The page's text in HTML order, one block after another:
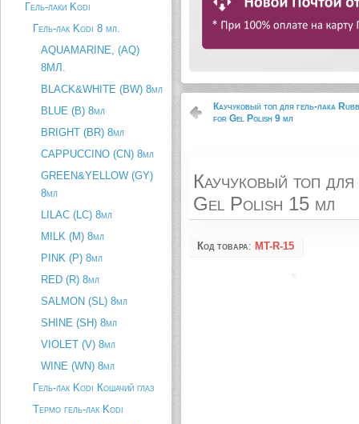
Гель-лаки Kodi
Гель-лак Kodi 8 мл.
AQUAMARINE, (AQ)
8МЛ.
BLACK&WHITE (BW) 8мл
BLUE (B) 8мл
BRIGHT (BR) 8мл
CAPPUCCINO (CN) 8мл
GREEN&YELLOW (GY)
8мл
LILAC (LC) 8мл
MILK (M) 8мл
PINK (P) 8мл
RED (R) 8мл
SALMON (SL) 8мл
SHINE (SH) 8мл
VIOLET (V) 8мл
WINE (WN) 8мл
Гель-лак Kodi Кошачий глаз
Термо гель-лак Kodi
Каучуковый топ для гель-лака
for Gel Polish 9 мл
Каучуковый топ
Gel Polish 15 мл
Код товара: MT-R-15